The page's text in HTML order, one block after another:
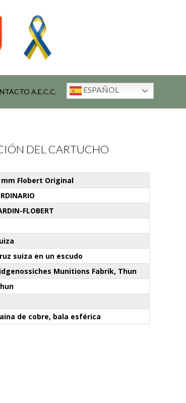
A.E.C.C. ESPAÑOL
DEL CARTUCHO
mm Flobert Original
FLOBERT
suiza en un escudo
Munitions Fabrik, Thun
de cobre, bala esférica